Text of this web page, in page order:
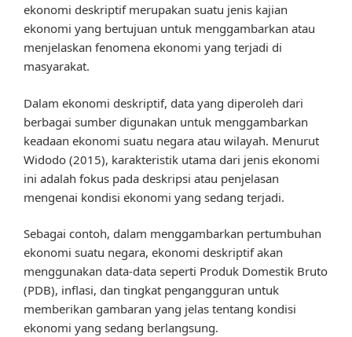
ekonomi deskriptif merupakan suatu jenis kajian
ekonomi yang bertujuan untuk menggambarkan atau
menjelaskan fenomena ekonomi yang terjadi di
masyarakat.
Dalam ekonomi deskriptif, data yang diperoleh dari
berbagai sumber digunakan untuk menggambarkan
keadaan ekonomi suatu negara atau wilayah. Menurut
Widodo (2015), karakteristik utama dari jenis ekonomi
ini adalah fokus pada deskripsi atau penjelasan
mengenai kondisi ekonomi yang sedang terjadi.
Sebagai contoh, dalam menggambarkan pertumbuhan
ekonomi suatu negara, ekonomi deskriptif akan
menggunakan data-data seperti Produk Domestik Bruto
(PDB), inflasi, dan tingkat pengangguran untuk
memberikan gambaran yang jelas tentang kondisi
ekonomi yang sedang berlangsung.